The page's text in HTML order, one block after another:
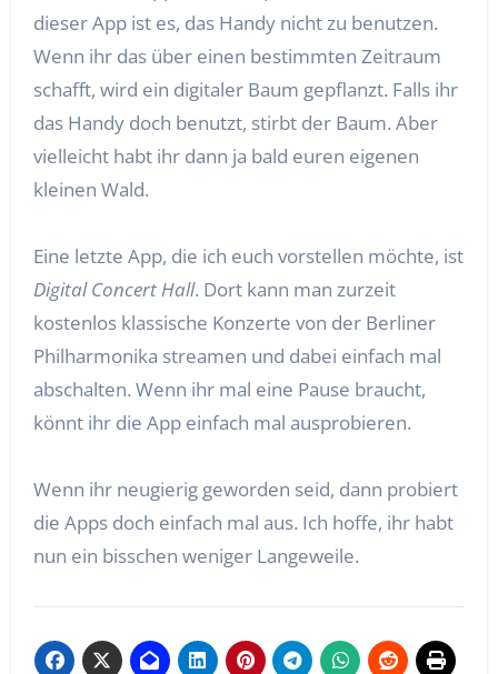
dieser App ist es, das Handy nicht zu benutzen.
Wenn ihr das über einen bestimmten Zeitraum
schafft, wird ein digitaler Baum gepflanzt. Falls ihr
das Handy doch benutzt, stirbt der Baum. Aber
vielleicht habt ihr dann ja bald euren eigenen
kleinen Wald.
Eine letzte App, die ich euch vorstellen möchte, ist
Digital Concert Hall. Dort kann man zurzeit
kostenlos klassische Konzerte von der Berliner
Philharmonika streamen und dabei einfach mal
abschalten. Wenn ihr mal eine Pause braucht,
könnt ihr die App einfach mal ausprobieren.
Wenn ihr neugierig geworden seid, dann probiert
die Apps doch einfach mal aus. Ich hoffe, ihr habt
nun ein bisschen weniger Langeweile.